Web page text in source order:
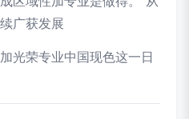
广获发展
光荣专业中国现色这一日